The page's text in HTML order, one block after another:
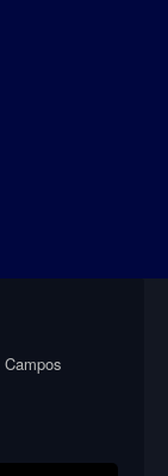
Campos